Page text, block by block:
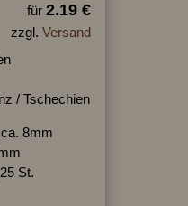
für 2.19 €
zzgl. Versand
/ Tschechien
8mm
St.